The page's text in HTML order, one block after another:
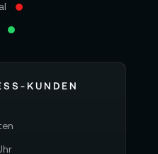
KUNDEN